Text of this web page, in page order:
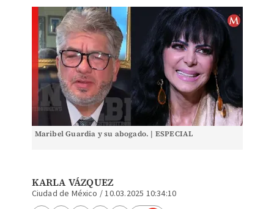
Maribel Guardia y su abogado. | ESPECIAL
KARLA VÁZQUEZ
Ciudad de México /10.03.2025 10:34:10